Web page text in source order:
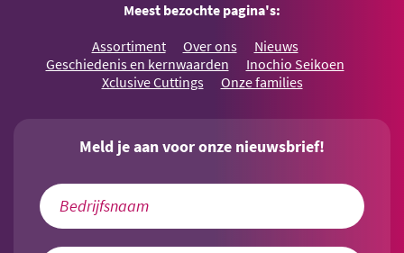
Meest bezochte pagina's:
Assortiment Over ons
Nieuws
Geschiedenis en kernwaarden
Inochio Seikoen
Xclusive Cuttings
Onze families
Meld je aan voor onze nieuwsbrief!